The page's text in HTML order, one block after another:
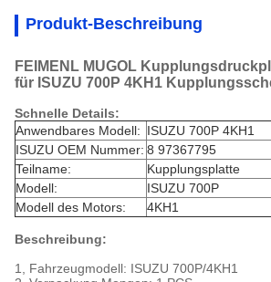
Produkt-Beschreibung
FEIMENL MUGOL
für ISUZU 700P 4KH1
Schnelle Details:
Anwendbares Modell: ISUZU 700P 4KH1
ISUZU OEM Nummer: 8 97367795
Teilname:
Kupplungsplatte
Modell:
ISUZU 700P
Modell des Motors:
4KH1
Beschreibung:
1, Fahrzeugmodell: ISUZU 700P/4KH1